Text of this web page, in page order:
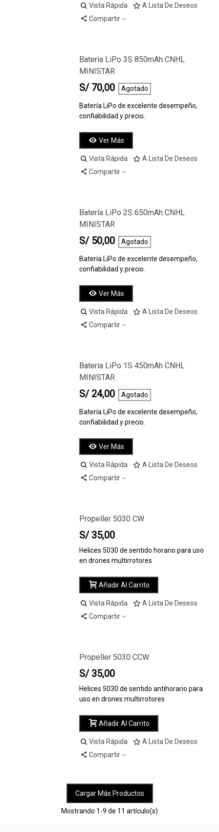
Vista Rápida
A Lista De Deseos
Compartir
Batería LiPo 3S 850mAh CNHL
MINISTAR
S/ 70,00 Agotado
Batería LiPo de excelente desempeño,
confiabilidad y precio.
Ver Más
Vista Rápida
A Lista De Deseos
Compartir
Batería LiPo 2S 650mAh CNHL
MINISTAR
S/ 50,00 Agotado
Batería LiPo de excelente desempeño,
confiabilidad y precio.
Ver Más
Vista Rápida
A Lista De Deseos
Compartir
Batería LiPo 1S 450mAh CNHL
MINISTAR
S/ 24,00 Agotado
Batería LiPo de excelente desempeño,
confiabilidad y precio.
Ver Más
Vista Rápida
A Lista De Deseos
Compartir
Propeller 5030 CW
S/ 35,00
Helices 5030 de sentido horario para uso
en drones multirrotores
Añadir Al Carrito
Vista Rápida
A Lista De Deseos
Compartir
Propeller 5030 CCW
S/ 35,00
Helices 5030 de sentido antihorario para
uso en drones multirrotores
Añadir Al Carrito
Vista Rápida
A Lista De Deseos
Compartir
Cargar Más Productos
Mostrando 1 -9 de 11 artículo(s)